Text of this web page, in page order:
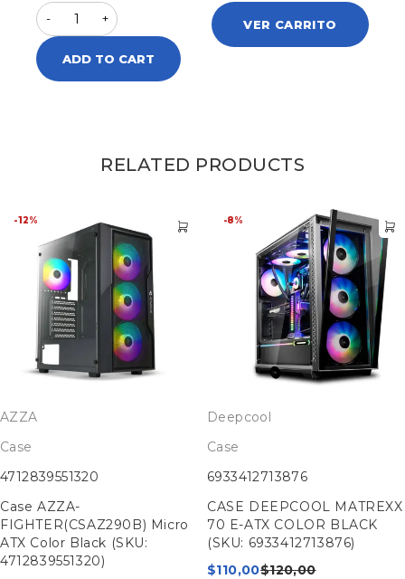
ADD TO CART
VER CARRITO
RELATED PRODUCTS
-12%
AZZA
Case
4712839551320
Case AZZA-
FIGHTER(CSAZ290B) Micro
ATX Color Black (SKU:
4712839551320)
-8%
Deepcool
Case
6933412713876
CASE DEEPCOOL MATREXX
70 E-ATX COLOR BLACK
(SKU: 6933412713876)
$120,00
$110,00